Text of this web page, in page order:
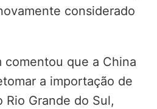
considerado
comentou que a China
a importação de
Grande do Sul,